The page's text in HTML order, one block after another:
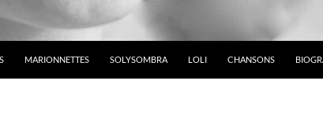
MARIONNETTES SOLYSOMBRA LOLI CHANSONS